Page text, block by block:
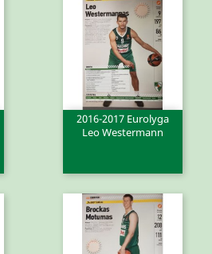
2016-2017 Eurolyga
Leo Westermann